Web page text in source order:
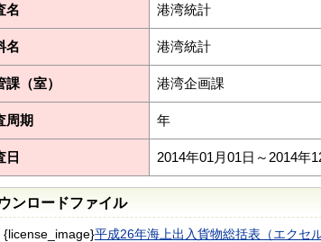
名 港湾統計
名 港湾統計
課（室） 港湾企画課
周期 年
日 2014年01月01日～2014年
ンロードファイル
{license_image}平成26年海上出入貨物総括表（エクセ